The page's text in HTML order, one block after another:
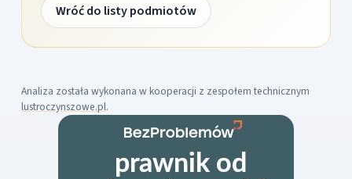
Wróć do listy podmiotów
Analiza została wykonana w kooperacji z zespołem technicznym
lustroczynszowe.pl.